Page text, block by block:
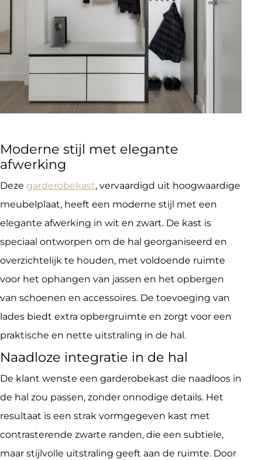
Moderne stijl met elegante
afwerking
Deze garderobekast, vervaardigd uit hoogwaardige
meubelplaat, heeft een moderne stijl met een
elegante afwerking in wit en zwart. De kast is
speciaal ontworpen om de hal georganiseerd en
overzichtelijk te houden, met voldoende ruimte
voor het ophangen van jassen en het opbergen
van schoenen en accessoires. De toevoeging van
lades biedt extra opbergruimte en zorgt voor een
praktische en nette uitstraling in de hal.
Naadloze integratie in de hal
De klant wenste een garderobekast die naadloos in
de hal zou passen, zonder onnodige details. Het
resultaat is een strak vormgegeven kast met
contrasterende zwarte randen, die een subtiele,
maar stijlvolle uitstraling geeft aan de ruimte. Door